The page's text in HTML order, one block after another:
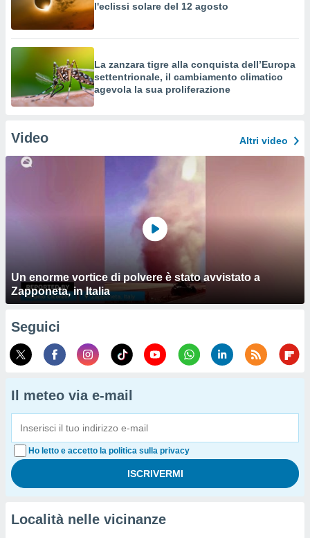
l'eclissi solare del 12 agosto
La zanzara tigre alla conquista dell’Europa
settentrionale, il cambiamento climatico
agevola la sua proliferazione
Video Altri video
Un enorme vortice di polvere è stato avvistato a
Zapponeta, in Italia
Seguici
Il meteo via e-mail
Ho letto e accetto la politica sulla privacy
Località nelle vicinanze